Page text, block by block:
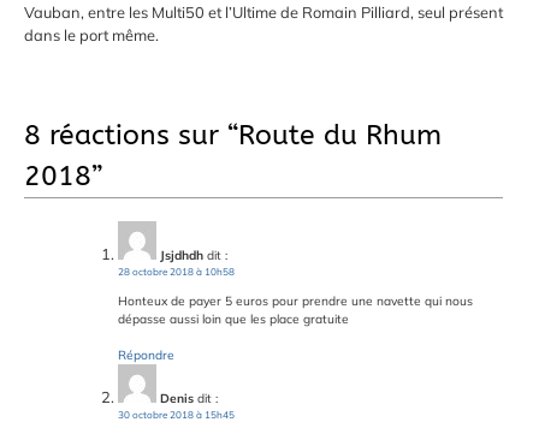
Vauban, entre les Multi50 et l’Ultime de Romain Pilliard, seul présent
dans le port même.
8 réactions sur “Route du Rhum
2018”
Jsjdhdh dit :
28 octobre 2018 à 10h58
Honteux de payer 5 euros pour prendre une navette qui nous
dépasse aussi loin que les place gratuite
Répondre
Denis dit :
30 octobre 2018 à 15h45